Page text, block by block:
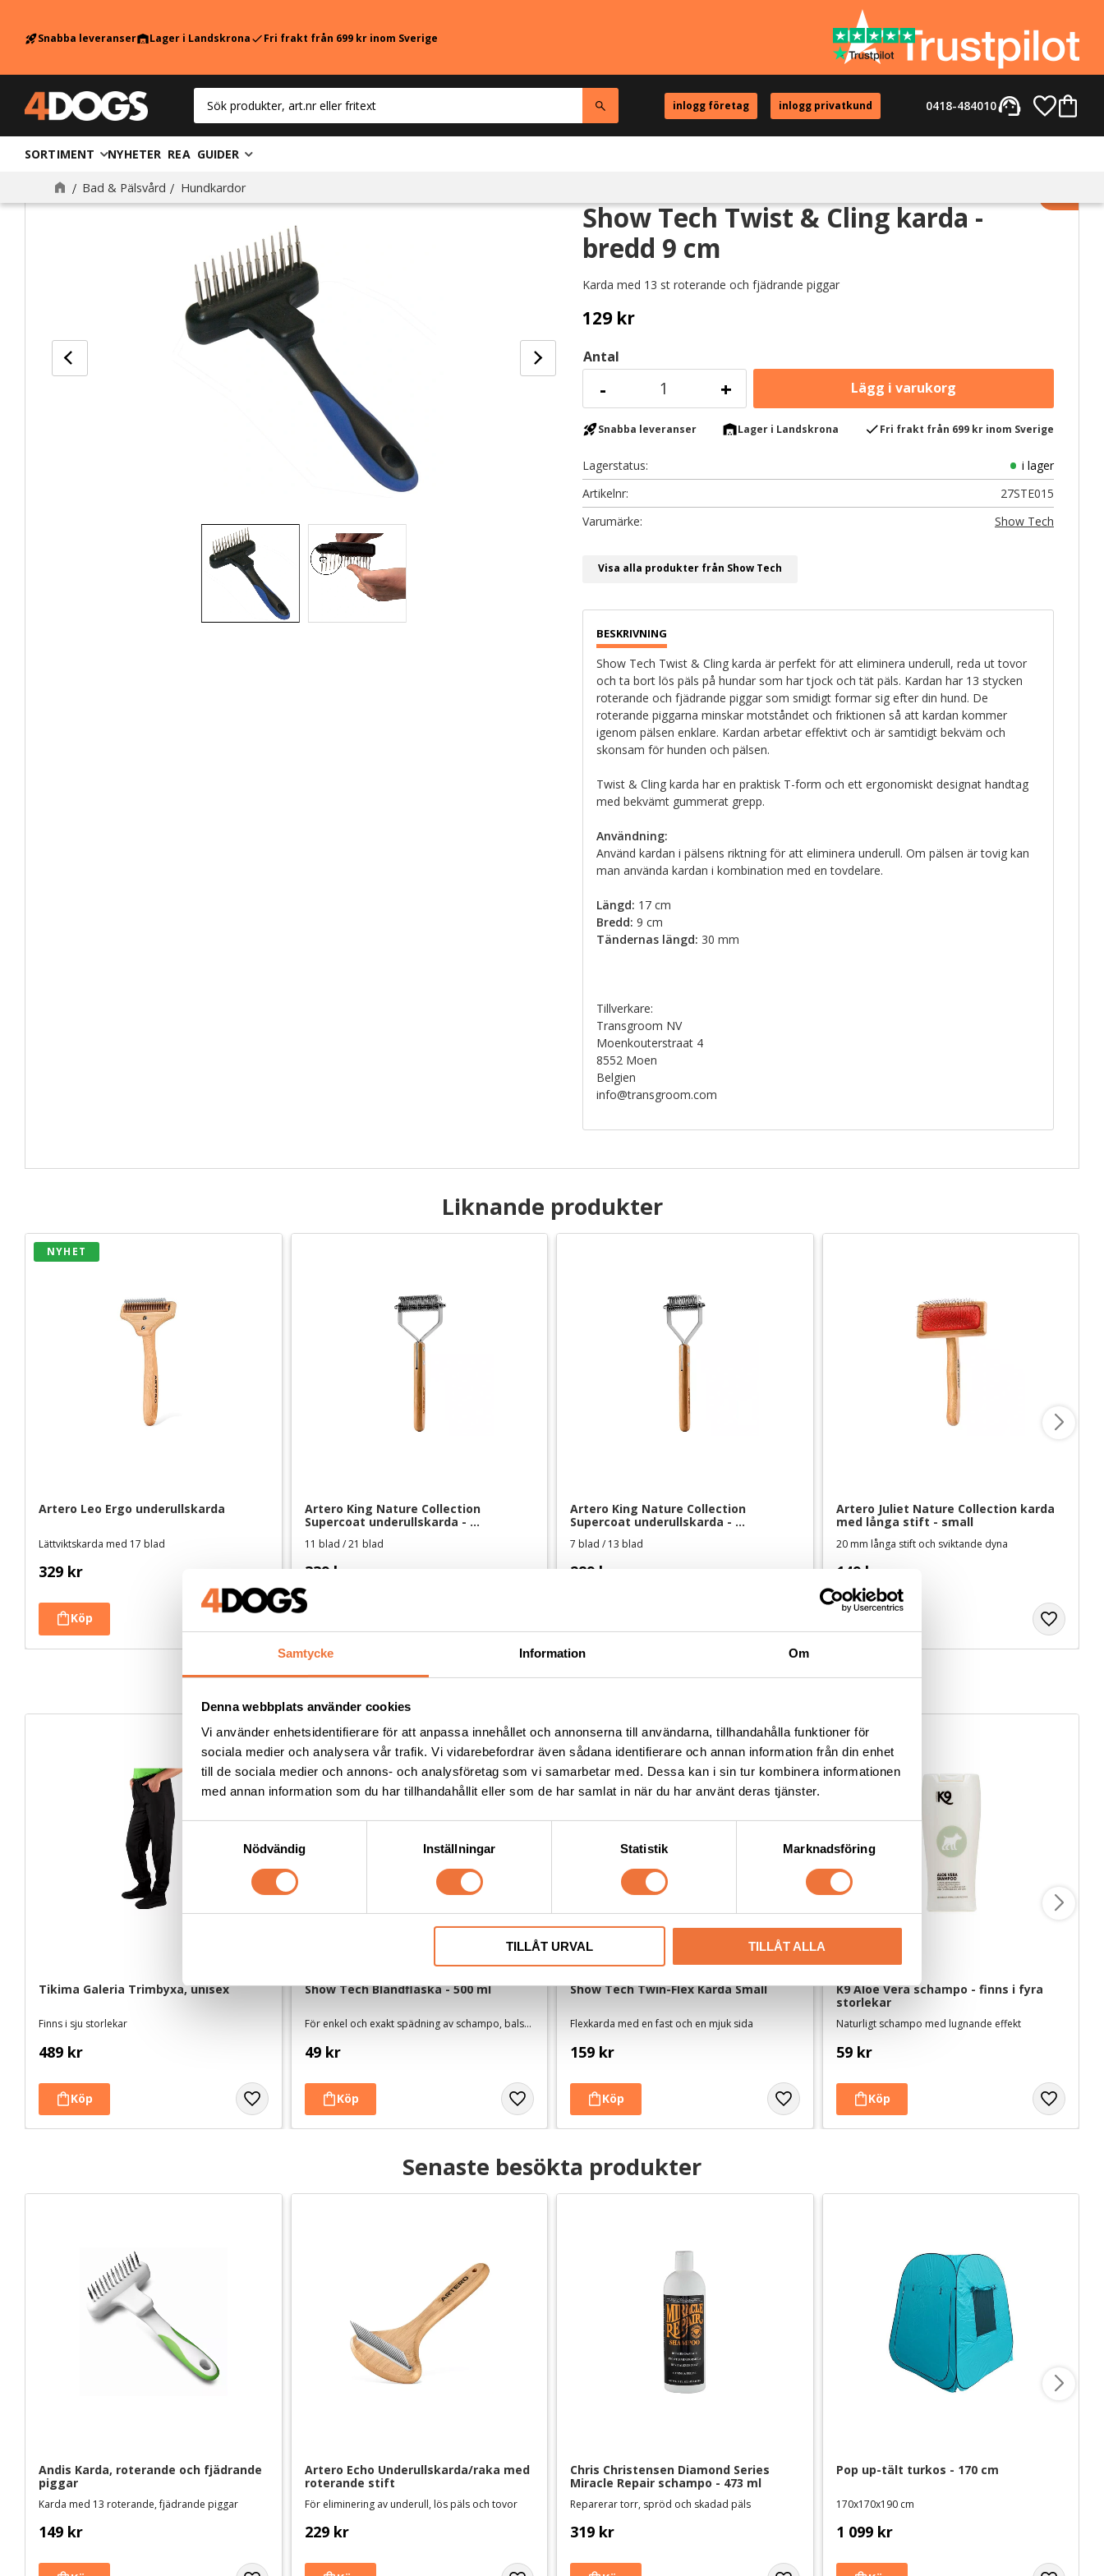
Samtycke Information Om
Denna webbplats använder cookies
Vi använder enhetsidentifierare för att anpassa innehållet och annonserna till användarna, tillhandahålla funktioner för
sociala medier och analysera vår trafik. Vi vidarebefordrar även sådana identifierare och annan information från din enhet
till de sociala medier och annons- och analysföretag som vi samarbetar med. Dessa kan i sin tur kombinera informationen
med annan information som du har tillhandahållit eller som de har samlat in när du har använt deras tjänster.
s
Nödvändig Inställningar Statistik Marknadsföring
TILLÅT URVAL TILLÅT ALLA
rocket_launchSnabba leveranserwarehouseLager i LandskronacheckFri frakt från 699 kr inom Sverige
inlogg företag inlogg privatkund support_agent
0418-484010
SORTIMENT NYHETER REA GUIDER
Bad & Pälsvård Hundkardor
Show Tech Twist & Cling karda -
bredd 9 cm
Karda med 13 st roterande och fjädrande piggar
129kr
Antal
+
-
Lägg
rocket_launchSnabba leveranser warehouseLager i Landskrona checkFri frakt från 699 kr inom Sverige
Lagerstatus
i lager
Artikelnr
27STE015
Show Tech
Visa alla produkter från Show Tech
Show Tech Twist & Cling karda är perfekt för att eliminera underull, reda ut tovor
och ta bort lös päls på hundar som har tjock och tät päls. Kardan har 13 stycken
roterande och fjädrande piggar som smidigt formar sig efter din hund. De
roterande piggarna minskar motståndet och friktionen så att kardan kommer
igenom pälsen enklare. Kardan arbetar effektivt och är samtidigt bekväm och
skonsam för hunden och pälsen.
Twist & Cling karda har en praktisk T-form och ett ergonomiskt designat handtag
med bekvämt gummerat grepp.
Användning:
Använd kardan i pälsens riktning för att eliminera underull. Om pälsen är tovig kan
man använda kardan i kombination med en tovdelare.
Längd: 17 cm
Bredd: 9 cm
Tändernas längd: 30 mm
Tillverkare:
Transgroom NV
Moenkouterstraat 4
8552 Moen
Belgien
info@transgroom.com
Liknande produkter
Artero Leo Ergo underullskarda
Lättviktskarda med 17 blad
329 kr
NYHET
Artero King Nature Collection
Supercoat underullskarda -
11 blad / 21 blad
339 kr
Artero King Nature Collection
Supercoat underullskarda -
7 blad / 13 blad
289 kr
Artero Juliet Nature Collection karda
med långa stift - small
20 mm långa stift och sviktande dyna
149 kr
Andra köpte även
Tikima Galeria Trimbyxa, unisex
Finns i sju storlekar
489 kr
Show Tech Blandflaska - 500 ml
För enkel och exakt spädning av schampo, balsam mm.
49 kr
Show Tech Twin-Flex Karda Small
Flexkarda med en fast och en mjuk sida
159 kr
K9 Aloe Vera schampo - finns i fyra
storlekar
Naturligt schampo med lugnande effekt
59 kr
Senaste besökta produkter
Andis Karda, roterande och fjädrande
piggar
Karda med 13 roterande, fjädrande piggar
149 kr
Artero Echo Underullskarda/raka med
roterande stift
För eliminering av underull, lös päls och tovor
229 kr
Chris Christensen Diamond Series
Miracle Repair schampo - 473 ml
Reparerar torr, spröd och skadad päls
319 kr
Pop up-tält turkos - 170 cm
170x170x190 cm
1 099 kr